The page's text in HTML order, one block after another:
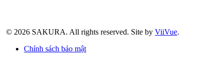
© 2026 SAKURA. All rights reserved. Site by ViiVue.
Chính sách bảo mật